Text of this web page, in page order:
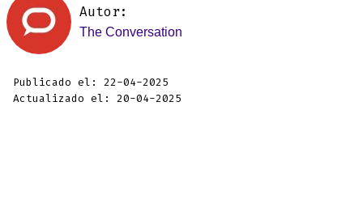
Autor:
The Conversation
Publicado el: 22-04-2025
Actualizado el: 20-04-2025